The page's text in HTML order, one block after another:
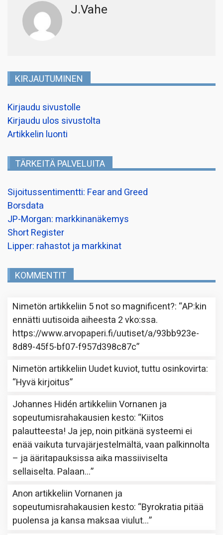
J.Vahe
KIRJAUTUMINEN
Kirjaudu sivustolle
Kirjaudu ulos sivustolta
Artikkelin luonti
TÄRKEITÄ PALVELUITA
Sijoitussentimentti: Fear and Greed
Borsdata
JP-Morgan: markkinanäkemys
Short Register
Lipper: rahastot ja markkinat
KOMMENTIT
Nimetön artikkeliin 5 not so magnificent?: “AP:kin
ennätti uutisoida aiheesta 2 vko:ssa.
https://www.arvopaperi.fi/uutiset/a/93bb923e-
8d89-45f5-bf07-f957d398c87c”
Nimetön artikkeliin Uudet kuviot, tuttu osinkovirta:
“Hyvä kirjoitus”
Johannes Hidén artikkeliinVornanen ja
sopeutumisrahakausien kesto: “Kiitos
palautteesta! Ja jep, noin pitkänä systeemi ei
enää vaikuta turvajärjestelmältä, vaan palkinnolta
– ja ääritapauksissa aika massiiviselta
sellaiselta. Palaan…”
Anon artikkeliinVornanen ja
sopeutumisrahakausien kesto: “Byrokratia pitää
puolensa ja kansa maksaa viulut…”